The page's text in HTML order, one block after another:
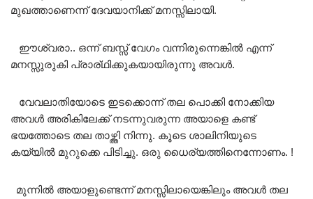
മുഖത്താണെന്ന് ദേവയാനിക്ക് മനസ്സിലായി.
ഈശ്വരാ.. ഒന്ന് ബസ്സ് വേഗം വന്നിരുന്നെങ്കിൽ എന്ന്
മനസ്സുരുകി പ്രാര്ഥിക്കുകയായിരുന്നു അവൾ.
വേവലാതിയോടെ ഇടക്കൊന്ന് തല പൊക്കി നോക്കിയ
അവൾ അരികിലേക്ക് നടന്നുവരുന്ന അയാളെ കണ്ട്
ഭയത്തോടെ തല താഴ്ത്തി നിന്നു. കൂടെ ശാലിനിയുടെ
കയ്യിൽ മുറുക്കെ പിടിച്ചു. ഒരു ധൈര്യത്തിനെന്നോണം. !
മുന്നിൽ അയാളുണ്ടെന്ന് മനസ്സിലായെങ്കിലും അവൾ തല